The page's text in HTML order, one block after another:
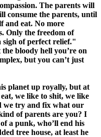
The parents will
consume the parents, until
and eat. No more
Only the freedom of
sigh of perfect relief."
bloody hell you’re on
but you can’t just
planet up royally, but at
we like to shit, we like
we try and fix what our
of parents are you? I
a punk, who’ll end his
tree house, at least he